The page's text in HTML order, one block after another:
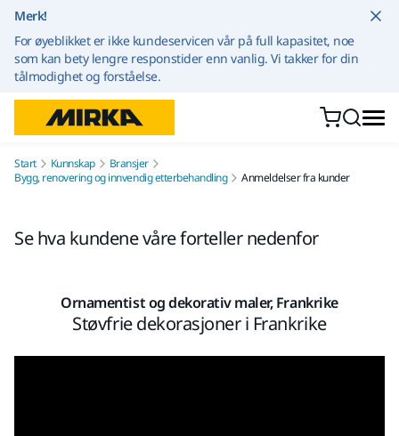
Merk!
For øyeblikket er ikke kundeservicen vår på full kapasitet, noe
som kan bety lengre responstider enn vanlig. Vi takker for din
tålmodighet og forståelse.
Start Kunnskap
Bransjer
Bygg, renovering og innvendig etterbehandling
Anmeldelser fra kunder
Se hva kundene våre forteller nedenfor
Ornamentist og dekorativ maler, Frankrike
Støvfrie dekorasjoner i Frankrike